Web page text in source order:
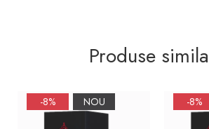
Produse
-8% NOU -8%